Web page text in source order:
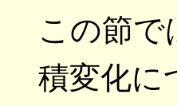
この節で
積変化に